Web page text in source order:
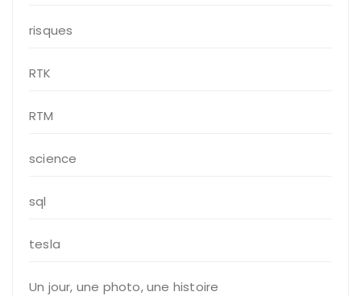
risques
RTK
RTM
science
sql
tesla
Un jour, une photo, une histoire